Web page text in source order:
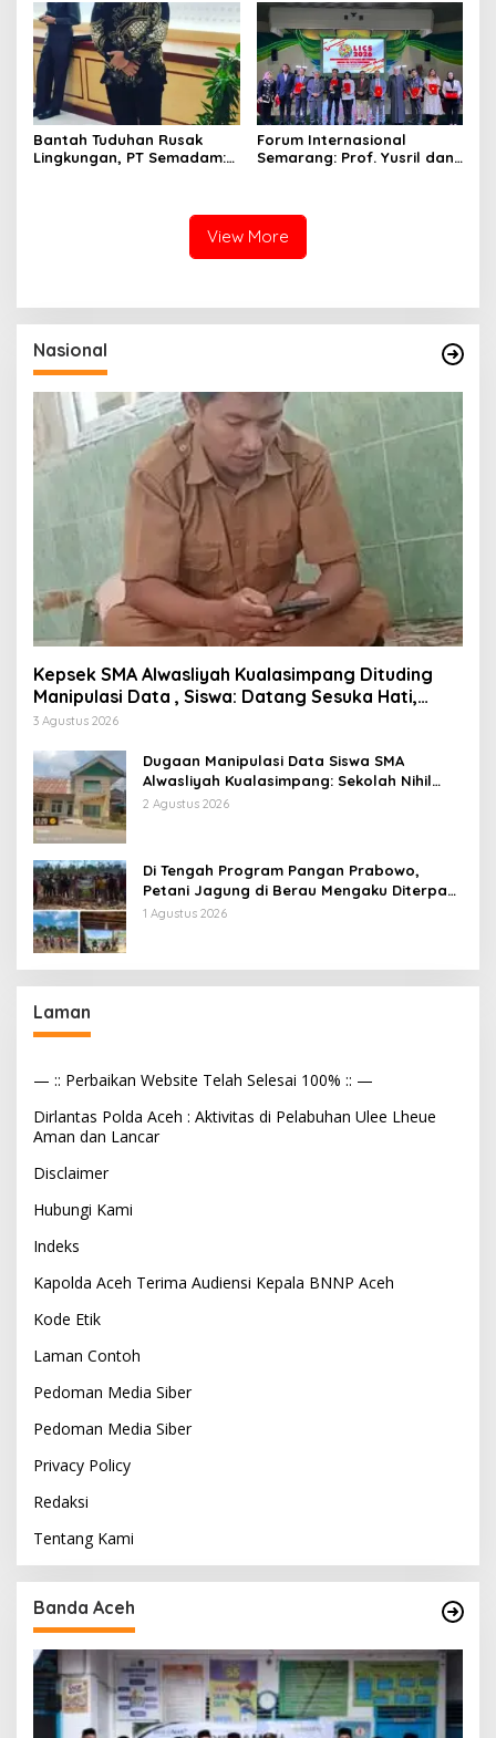
Dana BOS & Paket Makan
Bergizi
Bantah Tuduhan Rusak
Lingkungan, PT Semadam:
Forum Internasional
Semarang: Prof. Yusril dan
Lindungi Perempuan dan
Anak
View More
Nasional
Kepsek SMA Alwasliyah Kualasimpang Dituding
Manipulasi Data , Siswa: Datang Sesuka Hati,
Dana MBG Disalurkan ke Guru & Pesantren
3 Agustus 2026
Dugaan Manipulasi Data Siswa SMA
Alwasliyah Kualasimpang: Sekolah Nihil
Murid Tapi Terima Dana BOS & Paket
2 Agustus 2026
Di Tengah Program Pangan Prabowo,
Petani Jagung di Berau Mengaku Diterpa
Tekanan Aparat
1 Agustus 2026
Laman
— :: Perbaikan Website Telah Selesai 100% :: —
Dirlantas Polda Aceh : Aktivitas di Pelabuhan Ulee Lheue
Aman dan Lancar
Disclaimer
Hubungi Kami
Indeks
Kapolda Aceh Terima Audiensi Kepala BNNP Aceh
Kode Etik
Laman Contoh
Pedoman Media Siber
Pedoman Media Siber
Privacy Policy
Redaksi
Tentang Kami
Banda Aceh